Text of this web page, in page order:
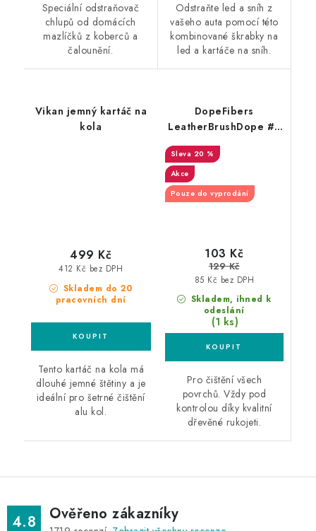
Speciální odstraňovač
chlupů od domácích
mazlíčků z koberců a
čalounění.
Odstraňte led a sníh z
vašeho auta pomocí této
kombinované škrabky na
led a kartáče na sníh.
Vikan jemný kartáč na
kola
Skladem do 20
pracovních dní
412 Kč bez DPH
499 Kč
Tento kartáč na kola má
dlouhé jemné štětiny a je
ideální pro šetrné čištění
alu kol.
DopeFibers
LeatherBrushDope #5
kartáč na kůži
20 %
Akce
Pouze do vyprodání
Skladem, ihned k
odeslání
(1 ks)
85 Kč bez DPH
103 Kč
129 Kč
Pro čištění všech
povrchů. Vždy pod
kontrolou díky kvalitní
dřevěné rukojeti.
4.8 Ověřeno zákazníky